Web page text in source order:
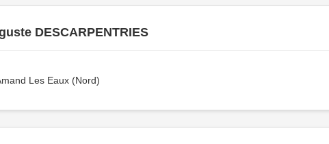
DESCARPENTRIES
Les Eaux (Nord)